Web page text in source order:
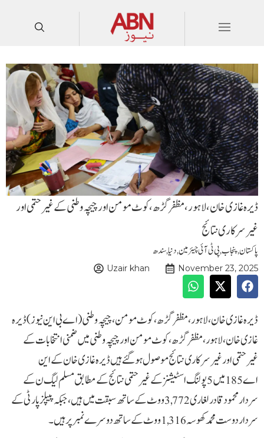
ڈیرہ غازی خان، لاہور، مظفرگڑھ، کوٹ مومن اور چیچہ وطنی کے غیرحتمی اور
غیرسرکاری نتائج
پاکستان,پنجاب,پی ٹی آئی چیئرمین,دنیا,سندھ
Uzair khan November 23, 2025
ڈیرہ غازی خان، لاہور، مظفرگڑھ، کوٹ مومن،چیچہ وطنی( اے بی این نیوز )ڈیرہ
غازی خان، لاہور، مظفرگڑھ، کوٹ مومن اور چیچہ وطنی میں ضمنی انتخابات کے
غیرحتمی اور غیرسرکاری نتائج موصول ہو گئے ہیں ڈیرہ غازی خان کے این
اے 185 میں 5 پولنگ اسٹیشنز کے غیرحتمی نتائج کے مطابق مسلم لیگ ن کے
سردار محمود قادر لغاری 3,772 ووٹ کے ساتھ سبقت میں ہیں، جبکہ پیپلز پارٹی کے
سردار دوست محمد کھوسہ 1,316 ووٹ کے ساتھ دوسرے نمبر پر ہیں۔